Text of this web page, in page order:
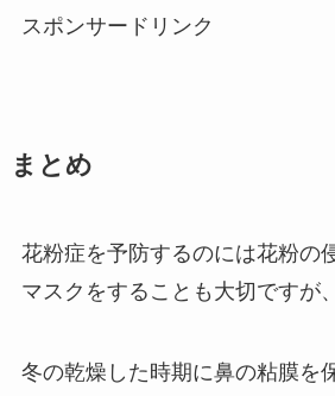
スポンサードリンク
まとめ
花粉症を予防するのには花粉の
マスクをすることも大切ですが、
冬の乾燥した時期に鼻の粘膜を